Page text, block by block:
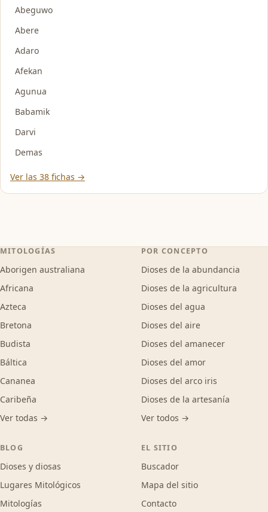
Abeguwo
Abere
Adaro
Afekan
Agunua
Babamik
Darvi
Demas
Ver las 38 fichas →
MITOLOGÍAS
Aborigen australiana
Africana
Azteca
Bretona
Budista
Báltica
Cananea
Caribeña
Ver todas →
POR CONCEPTO
Dioses de la abundancia
Dioses de la agricultura
Dioses del agua
Dioses del aire
Dioses del amanecer
Dioses del amor
Dioses del arco iris
Dioses de la artesanía
Ver todos →
BLOG
Dioses y diosas
Lugares Mitológicos
Mitologías
EL SITIO
Buscador
Mapa del sitio
Contacto